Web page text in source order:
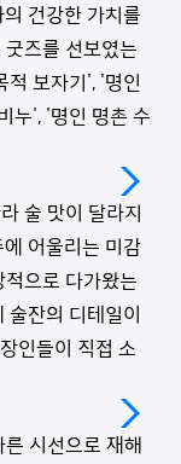
건강한 가치를
즈를 선보였는
적 보자기', '명인
누', '명인 명촌 수
술 맛이 달라지
어울리는 미감
으로 다가왔는
술잔의 디테일이
인들이 직접 소
시선으로 재해